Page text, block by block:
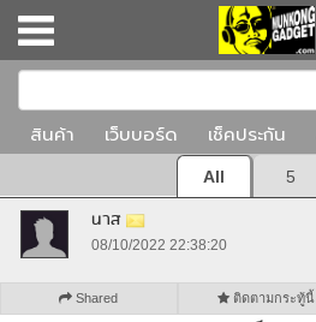
สินค้า เว็บบอร์ด เช็คประกัน
All 5
นาส
08/10/2022 22:38:20
Shared ติดตามกระทู้นี้